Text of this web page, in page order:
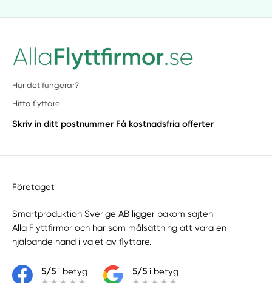
Hur det fungerar?
Hitta flyttare
Skriv in ditt postnummer Få kostnadsfria offerter
Företaget
Smartproduktion Sverige AB ligger bakom sajten
Alla Flyttfirmor och har som målsättning att vara en
hjälpande hand i valet av flyttare.
5/5i betyg 5/5i betyg